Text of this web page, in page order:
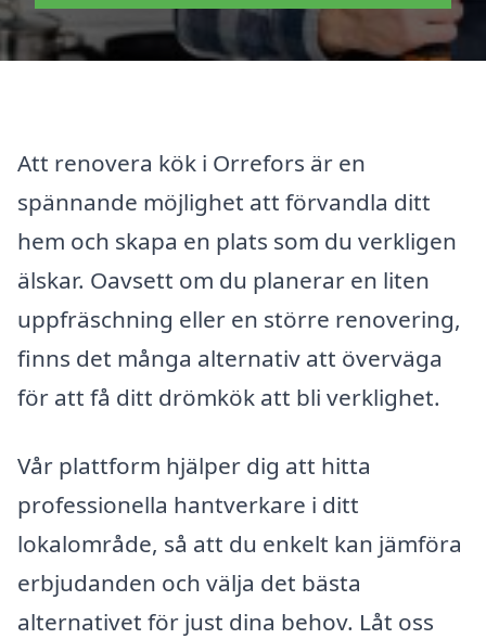
Att renovera kök i Orrefors är en
spännande möjlighet att förvandla ditt
hem och skapa en plats som du verkligen
älskar. Oavsett om du planerar en liten
uppfräschning eller en större renovering,
finns det många alternativ att överväga
för att få ditt drömkök att bli verklighet.
Vår plattform hjälper dig att hitta
professionella hantverkare i ditt
lokalområde, så att du enkelt kan jämföra
erbjudanden och välja det bästa
alternativet för just dina behov. Låt oss